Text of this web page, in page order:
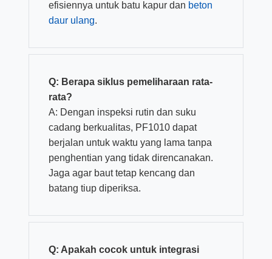
efisiennya untuk batu kapur dan beton
daur ulang.
Q: Berapa siklus pemeliharaan rata-
rata?
A: Dengan inspeksi rutin dan suku
cadang berkualitas, PF1010 dapat
berjalan untuk waktu yang lama tanpa
penghentian yang tidak direncanakan.
Jaga agar baut tetap kencang dan
batang tiup diperiksa.
Q: Apakah cocok untuk integrasi